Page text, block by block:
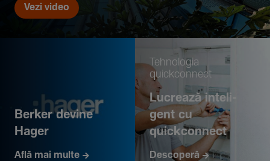
Vezi video
Berker devine
Hager
Află mai multe
Tehno­logia
quickconnect
Lucrează inte­li­
gent cu
quickconnect
Descoperă